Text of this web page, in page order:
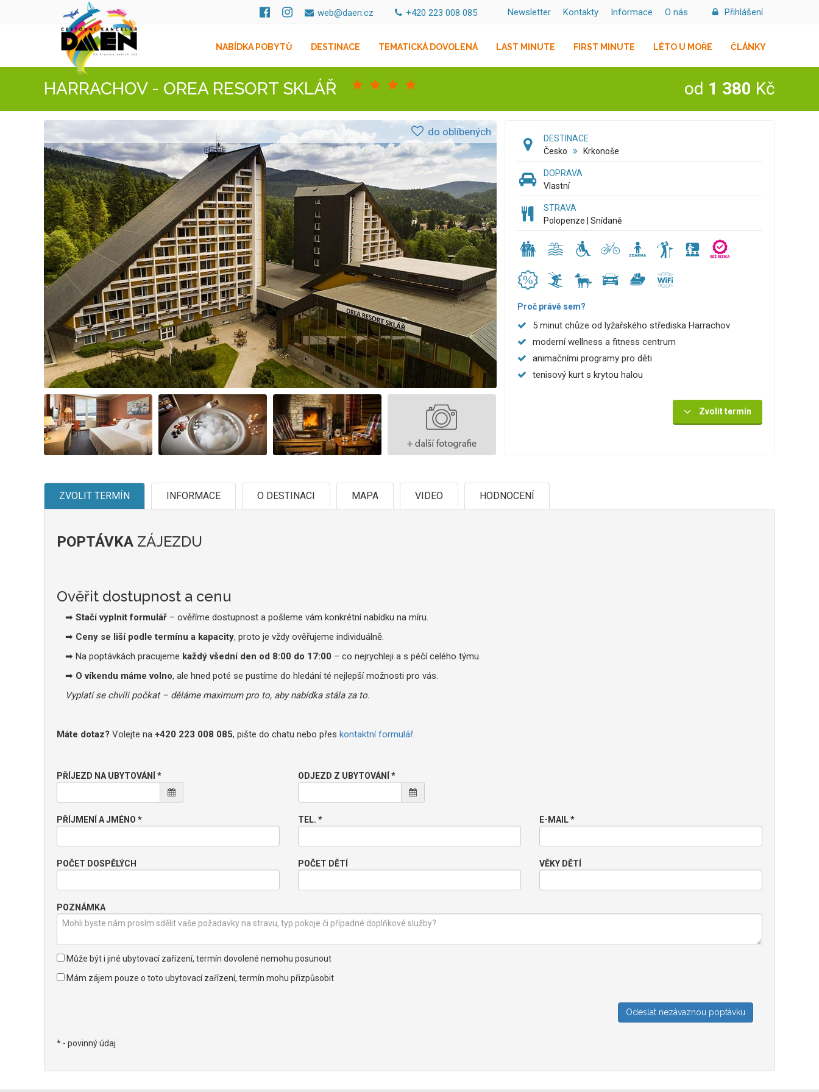
Přihlášení
O nás
Informace
Kontakty
Newsletter
+420 223 008 085
web@daen.cz
NABÍDKA POBYTŮ DESTINACE TEMATICKÁ DOVOLENÁ LAST MINUTE FIRST MINUTE LÉTO U MOŘE ČLÁNKY
HARRACHOV - OREA RESORT SKLÁŘ od 1 380 Kč
do oblíbených
DESTINACE
Česko
Krkonoše
DOPRAVA
Vlastní
STRAVA
Polopenze | Snídaně
Proč právě sem?
5 minut chůze od lyžařského střediska Harrachov
moderní wellness a fitness centrum
animačními programy pro děti
tenisový kurt s krytou halou
Zvolit termín
ZVOLIT TERMÍN INFORMACE O DESTINACI MAPA VIDEO HODNOCENÍ
POPTÁVKA ZÁJEZDU
Ověřit dostupnost a cenu
➡ Stačí vyplnit formulář – ověříme dostupnost a pošleme vám konkrétní nabídku na míru.
➡ Ceny se liší podle termínu a kapacity, proto je vždy ověřujeme individuálně.
➡ Na poptávkách pracujeme každý všední den od 8:00 do 17:00 – co nejrychleji a s péčí celého týmu.
➡ O víkendu máme volno, ale hned poté se pustíme do hledání té nejlepší možnosti pro vás.
Vyplatí se chvíli počkat – děláme maximum pro to, aby nabídka stála za to.
Máte dotaz? Volejte na +420 223 008 085, pište do chatu nebo přes kontaktní formulář.
PŘÍJEZD NA UBYTOVÁNÍ * ODJEZD Z UBYTOVÁNÍ *
PŘÍJMENÍ A JMÉNO * TEL. * E-MAIL *
POČET DOSPĚLÝCH POČET DĚTÍ VĚKY DĚTÍ
POZNÁMKA
Může být i jiné ubytovací zařízení, termín dovolené nemohu posunout
Mám zájem pouze o toto ubytovací zařízení, termín mohu přizpůsobit
* - povinný údaj